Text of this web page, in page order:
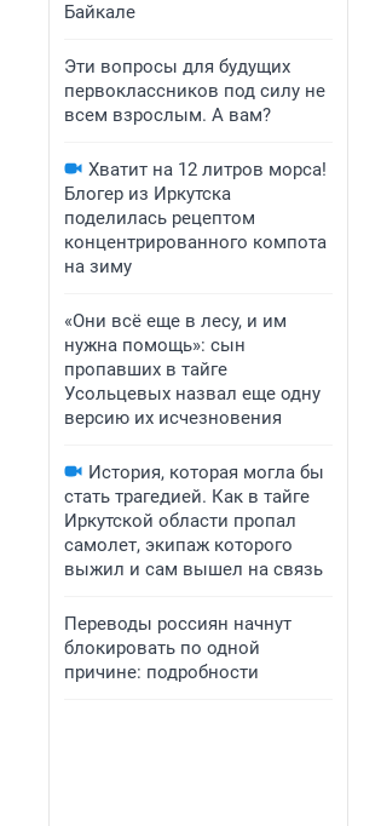
Байкале
Эти вопросы для будущих
первоклассников под силу не
всем взрослым. А вам?
Хватит на 12 литров морса!
Блогер из Иркутска
поделилась рецептом
концентрированного компота
на зиму
«Они всё еще в лесу, и им
нужна помощь»: сын
пропавших в тайге
Усольцевых назвал еще одну
версию их исчезновения
История, которая могла бы
стать трагедией. Как в тайге
Иркутской области пропал
самолет, экипаж которого
выжил и сам вышел на связь
Переводы россиян начнут
блокировать по одной
причине: подробности